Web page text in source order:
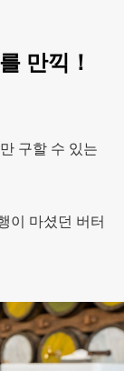
만끽！
구할 수 있는
이 마셨던 버터